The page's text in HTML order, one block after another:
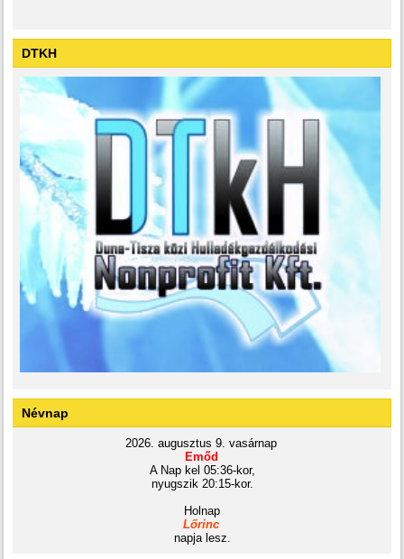
DTKH
Névnap
2026. augusztus 9. vasárnap
Emőd
A Nap kel 05:36-kor,
nyugszik 20:15-kor.
Holnap
Lőrinc
napja lesz.